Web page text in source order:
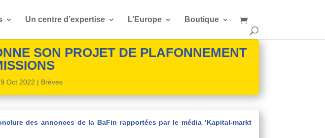
Un centre d’expertise L’Europe Boutique
SON PROJET DE PLAFONNEMENT
Oct 2022 | Brèves
des annonces de la BaFin rapportées par le média ‘Kapital-markt